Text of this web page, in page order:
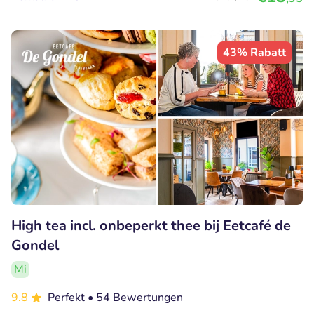
43% Rabatt
High tea incl. onbeperkt thee bij Eetcafé de
Gondel
Mi
9.8
Perfekt • 54 Bewertungen